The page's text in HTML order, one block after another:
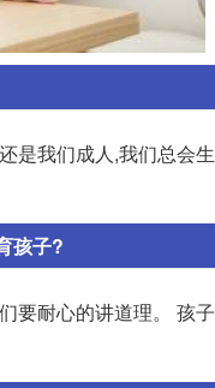
是我们成人,我们总会
孩子?
要耐心的讲道理。 孩